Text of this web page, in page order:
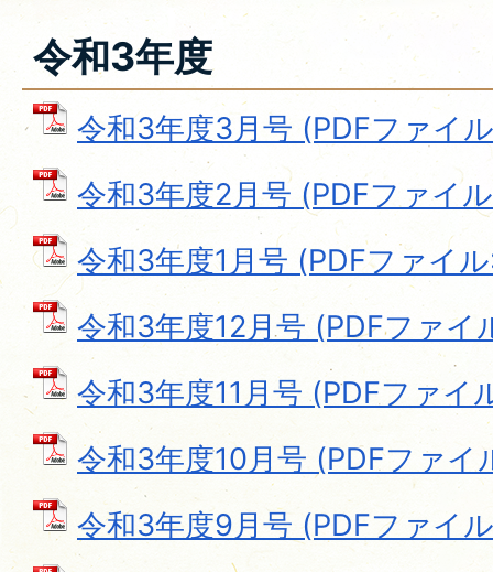
令和3年度
令和3年度3月号 (PDFファイ
令和3年度2月号 (PDFファイ
令和3年度1月号 (PDFファイ
令和3年度12月号 (PDFファイ
令和3年度11月号 (PDFファイ
令和3年度10月号 (PDFファイ
令和3年度9月号 (PDFファイ